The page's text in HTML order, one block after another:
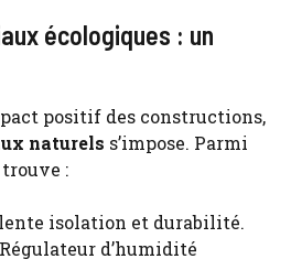
écologiques : un
positif des constructions,
naturels s’impose. Parmi
:
isolation et durabilité.
d’humidité